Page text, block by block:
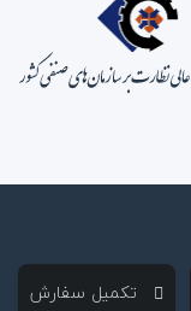
‌ تکمیل سفارش